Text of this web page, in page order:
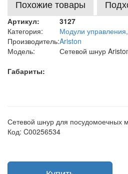
Похожие товары
Артикул:
3127
Категория:
Модули
Производитель:Ariston
Модель:
Сетевой шнур
Габариты:
Сетевой шнур для посудомоечных
Код: C00256534